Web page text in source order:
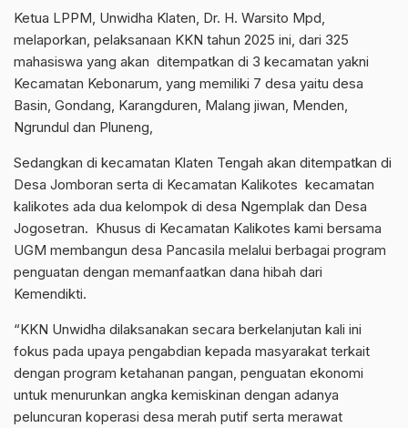
Ketua LPPM, Unwidha Klaten, Dr. H. Warsito Mpd,
melaporkan, pelaksanaan KKN tahun 2025 ini, dari 325
mahasiswa yang akan ditempatkan di 3 kecamatan yakni
Kecamatan Kebonarum, yang memiliki 7 desa yaitu desa
Basin, Gondang, Karangduren, Malang jiwan, Menden,
Ngrundul dan Pluneng,
Sedangkan di kecamatan Klaten Tengah akan ditempatkan di
Desa Jomboran serta di Kecamatan Kalikotes kecamatan
kalikotes ada dua kelompok di desa Ngemplak dan Desa
Jogosetran. Khusus di Kecamatan Kalikotes kami bersama
UGM membangun desa Pancasila melalui berbagai program
penguatan dengan memanfaatkan dana hibah dari
Kemendikti.
“KKN Unwidha dilaksanakan secara berkelanjutan kali ini
fokus pada upaya pengabdian kepada masyarakat terkait
dengan program ketahanan pangan, penguatan ekonomi
untuk menurunkan angka kemiskinan dengan adanya
peluncuran koperasi desa merah putif serta merawat